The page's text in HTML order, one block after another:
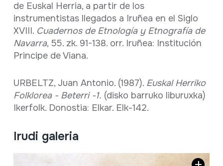
de Euskal Herria, a partir de los
instrumentistas llegados a Iruñea en el Siglo
XVIII. Cuadernos de Etnología y Etnografía de
Navarra, 55. zk. 91-138. orr. Iruñea: Institución
Principe de Viana.
URBELTZ, Juan Antonio. (1987). Euskal Herriko
Folklorea - Beterri -1. (disko barruko liburuxka)
Ikerfolk. Donostia: Elkar. Elk-142.
Irudi galeria